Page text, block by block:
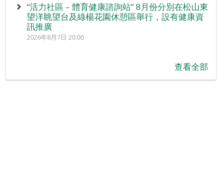
“活力社區 – 體育健康諮詢站” 8月份分別在松山東
望洋眺望台及綠楊花園休憩區舉行，設有健康資
訊推廣
2026年8月7日 20:00
查看全部